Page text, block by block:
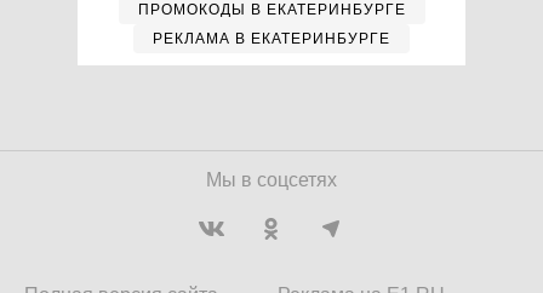
ПРОМОКОДЫ В ЕКАТЕРИНБУРГЕ
РЕКЛАМА В ЕКАТЕРИНБУРГЕ
Мы в соцсетях